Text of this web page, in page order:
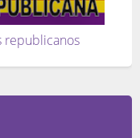
republicanos